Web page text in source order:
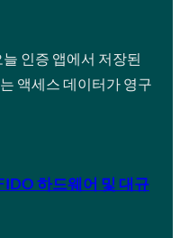
인증 앱에서 저장된
액세스 데이터가 영구
하드웨어 및 대규